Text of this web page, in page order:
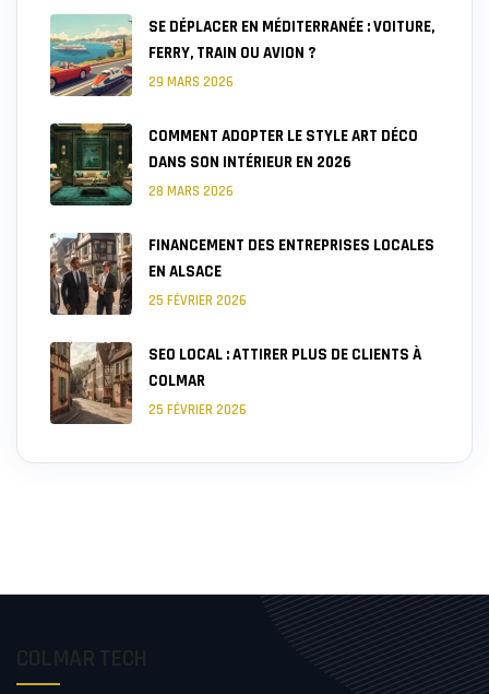
SE DÉPLACER EN MÉDITERRANÉE : VOITURE,
FERRY, TRAIN OU AVION ?
29 MARS 2026
COMMENT ADOPTER LE STYLE ART DÉCO
DANS SON INTÉRIEUR EN 2026
28 MARS 2026
FINANCEMENT DES ENTREPRISES LOCALES
EN ALSACE
25 FÉVRIER 2026
SEO LOCAL : ATTIRER PLUS DE CLIENTS À
COLMAR
25 FÉVRIER 2026